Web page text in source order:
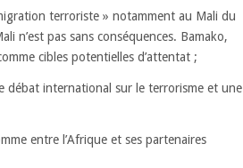
terroriste » notamment au Mali du
n’est pas sans conséquences. Bamako,
cibles potentielles d’attentat ;
débat international sur le terrorisme et une
entre l’Afrique et ses partenaires